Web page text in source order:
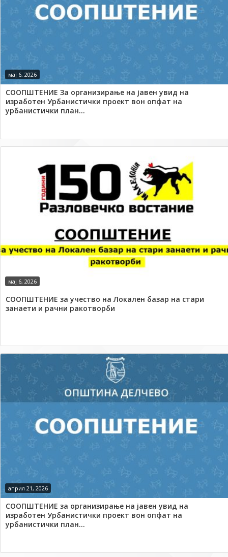
мај 6, 2026
СООПШТЕНИЕ За организирање на јавен увид на
изработен Урбанистички проект вон опфат на
урбанистички план...
мај 6, 2026
СООПШТЕНИЕ за учество на Локален базар на стари
занаети и рачни ракотворби
април 21, 2026
СООПШТЕНИЕ за организирање на јавен увид на
изработен Урбанистички проект вон опфат на
урбанистички план...